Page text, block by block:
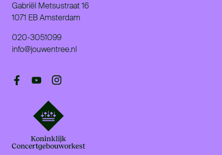
Gabriël Metsustraat 16
1071 EB Amsterdam
020-3051099
info@jouwentree.nl